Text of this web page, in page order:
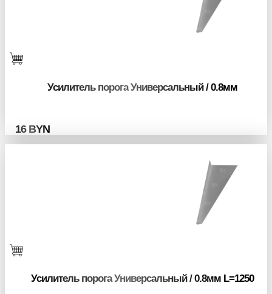
Усилитель порога Универсальный / 0.8мм
16 BYN
Усилитель порога Универсальный / 0.8мм L=1250